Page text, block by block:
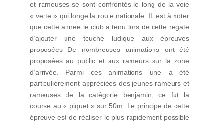
et rameuses se sont confrontés le long de la voie
« verte » qui longe la route nationale. IL est à noter
que cette année le club a tenu lors de cette régate
d’ajouter une touche ludique aux épreuves
proposées De nombreuses animations ont été
proposées au public et aux rameurs sur la zone
d’arrivée. Parmi ces animations une a été
particulièrement appréciées des jeunes rameurs et
rameuses de la catégorie benjamin, ce fut la
course au « piquet » sur 50m. Le principe de cette
épreuve est de réaliser le plus rapidement possible